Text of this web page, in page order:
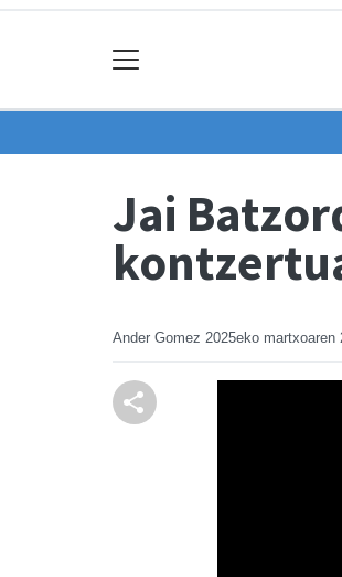
Jai
Ander Gomez 2025eko martxoaren